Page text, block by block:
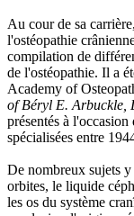
Au cour de sa
l'ostéopathie
compilation de
de l'ostéopathie. Il a
Academy of
of Béryl E. Arbuckle,
présentés à
spécialisées entre
De nombreux sujets
orbites, le liquide
les os du système